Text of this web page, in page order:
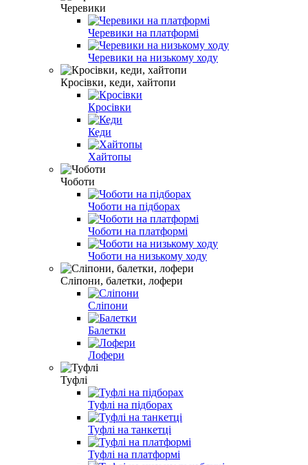
Черевики
Черевики на платформі
Черевики на низькому ходу
Кросівки, кеди, хайтопи
Кросівки
Кеди
Хайтопы
Чоботи
Чоботи на підборах
Чоботи на платформі
Чоботи на низькому ходу
Сліпони, балетки, лофери
Сліпони
Балетки
Лофери
Туфлі
Туфлі на підборах
Туфлі на танкетці
Туфлі на платформі